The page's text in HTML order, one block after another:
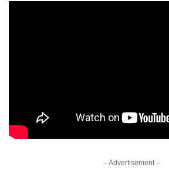
– Advertisement –